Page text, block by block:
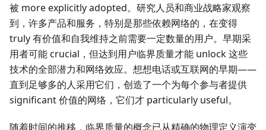
被 more explicitly adopted。研究人员和商业战略家观察
到，许多产品和服务，特别是那些依赖网络的，在变得
truly 有价值和自我维持之前需要一定数量的用户。早期采
用者可能 crucial，但达到用户临界质量才能 unlock 这些
技术的全部潜力和网络效应。想想电话或互联网的早期——
直到足够多的人采用它们，创造了一个为每个参与者提供
significant 价值的网络，它们才 particularly useful。
随着时间的推移，临界质量的概念已从精确的物理定义演变